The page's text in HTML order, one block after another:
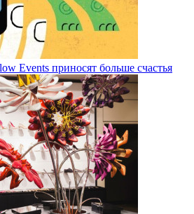
Events приносят больше счастья